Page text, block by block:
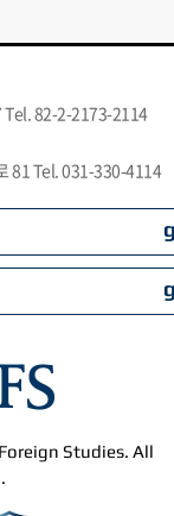
Tel. 82-2-2173-2114
81 Tel. 031-330-4114
Studies. All